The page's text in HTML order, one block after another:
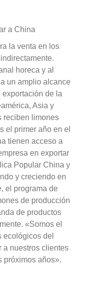
a China
la venta en los
horeca y al
un amplio alcance
de la
Asia y
reciben limones
el primer año en el
tienen acceso a
en exportar
Popular China y
y creciendo en
el programa de
de producción
de productos
«Somos el
ecológicos del
a nuestros clientes
próximos años».